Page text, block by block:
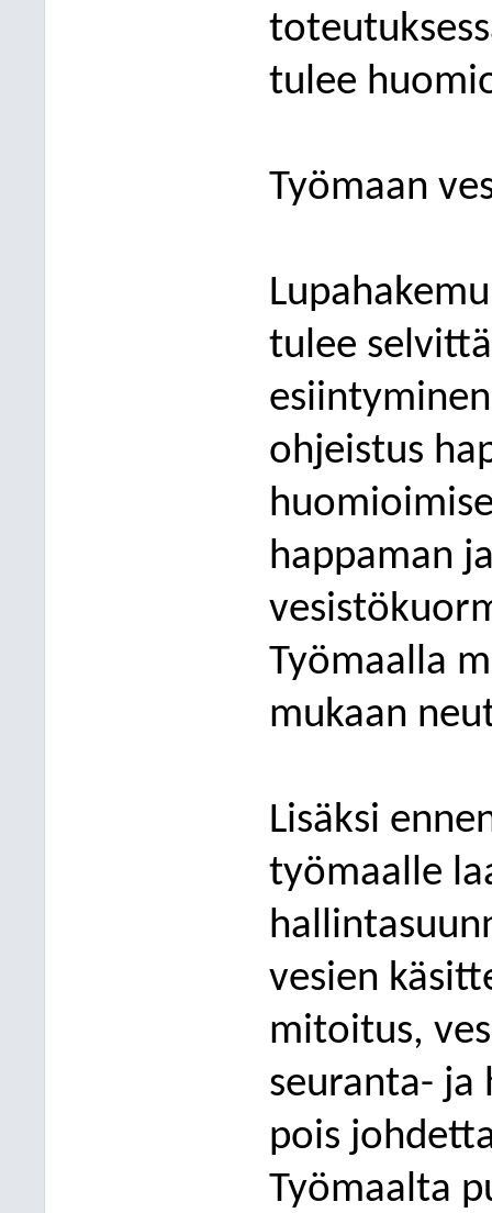
tulee
Työmaan
tulee
ohjeistus
happaman
ve
Työmaalla
mukaan
Lisäksi
työmaalle
vesien
mitoitus,
seuranta-
pois
Työmaalta